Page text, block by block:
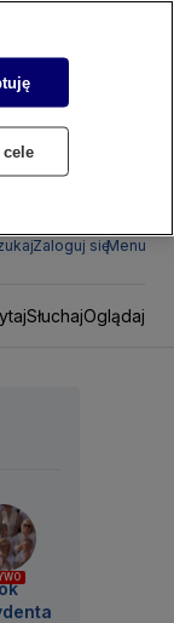
Zaloguj sięMenu
SłuchajOglądaj